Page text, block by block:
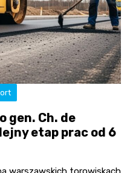
gen. Ch. de
etap prac od 6